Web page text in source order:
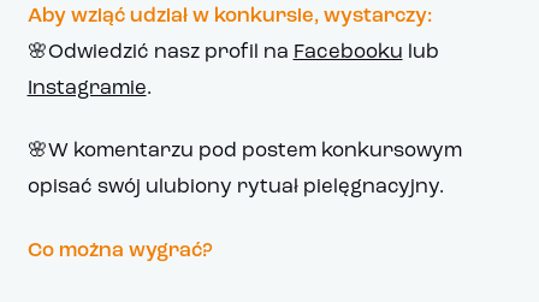
Aby wziąć udział w konkursie, wystarczy:
🌸Odwiedzić nasz profil na Facebooku lub
Instagramie.
🌸W komentarzu pod postem konkursowym
opisać swój ulubiony rytuał pielęgnacyjny.
Co można wygrać?